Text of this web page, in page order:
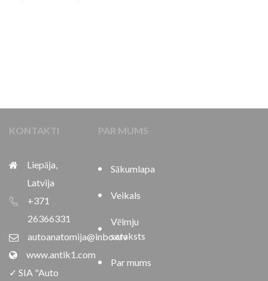
KONTAKTI
Liepāja,
Latvija
+371
26366331
autoanatomija@inbox.lv
www.antik1.com
✓ SIA "Auto
PAR MUMS
Sākumlapa
Veikals
Vēlmju
saraksts
Par mums